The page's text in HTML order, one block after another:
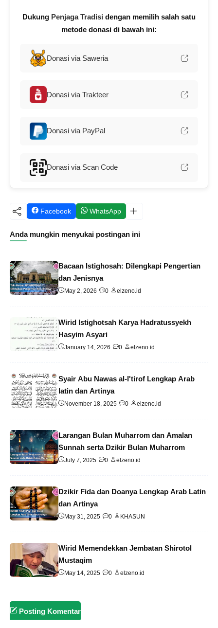
Dukung Penjaga Tradisi dengan memilih salah satu
metode donasi di bawah ini:
Donasi via Saweria
Donasi via Trakteer
Donasi via PayPal
Donasi via Scan Code
Facebook WhatsApp
Anda mungkin menyukai postingan ini
Bacaan Istighosah: Dilengkapi Pengertian
dan Jenisnya
May 2, 2026 0 elzeno.id
Wirid Istighotsah Karya Hadratussyekh
Hasyim Asyari
January 14, 2026 0 elzeno.id
Syair Abu Nawas al-I'tirof Lengkap Arab
latin dan Artinya
November 18, 2025 0 elzeno.id
Larangan Bulan Muharrom dan Amalan
Sunnah serta Dzikir Bulan Muharrom
July 7, 2025 0 elzeno.id
Dzikir Fida dan Doanya Lengkap Arab Latin
dan Artinya
May 31, 2025 0 KHASUN
Wirid Memendekkan Jembatan Shirotol
Mustaqim
May 14, 2025 0 elzeno.id
Posting Komentar